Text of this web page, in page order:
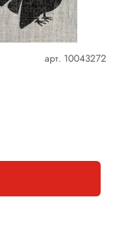
арт. 10043272